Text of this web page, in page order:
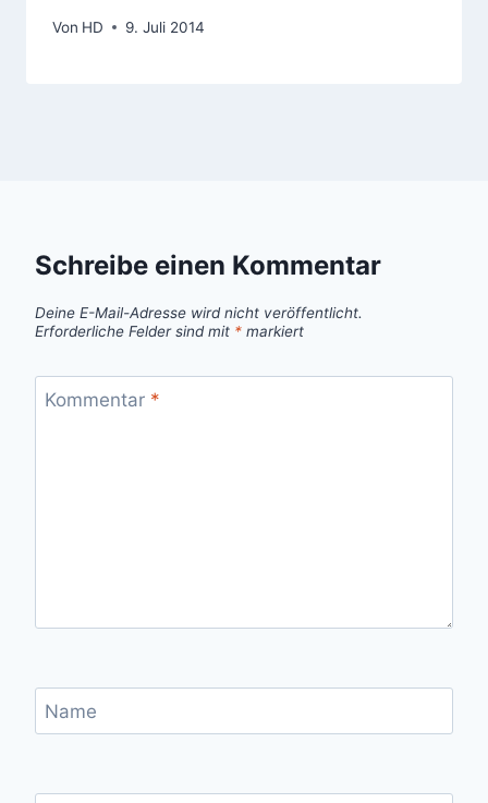
Von HD 9. Juli 2014
Schreibe einen Kommentar
Deine E-Mail-Adresse wird nicht veröffentlicht.
Erforderliche Felder sind mit * markiert
Kommentar *
Name